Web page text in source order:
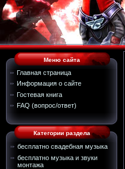
Меню сайта
Главная страница
Информация о сайте
Гостевая книга
FAQ (вопрос/ответ)
Категории раздела
бесплатно свадебная музыка
бесплатно музыка и звуки
монтажа